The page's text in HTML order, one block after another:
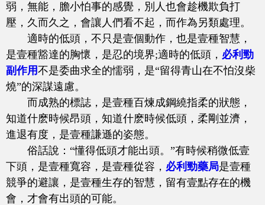
弱，無能，膽小怕事的感覺，別人也會趁機欺負打
壓，久而久之，會讓人們看不起，而作為另類處理。
適時的低頭，不只是壹個動作，也是壹種智慧，
是壹種豁達的胸懷，是忍的境界;適時的低頭， 必利勁
副作用不是委曲求全的懦弱，是“留得青山在不怕沒柴
燒”的深謀遠慮。
而成熟的標誌，是壹種百煉成鋼繞指柔的狀態，
知道什麽時候昂頭，知道什麽時候低頭，柔剛並濟，
進退有度，是壹種謙遜的姿態。
俗話說：“懂得低頭才能出頭。”有時候稍微低壹
下頭，是壹種寬容，是壹種從容， 必利勁藥局是壹種
競爭的避讓，是壹種生存的智慧，留有壹點存在的機
會，才會有出頭的可能。